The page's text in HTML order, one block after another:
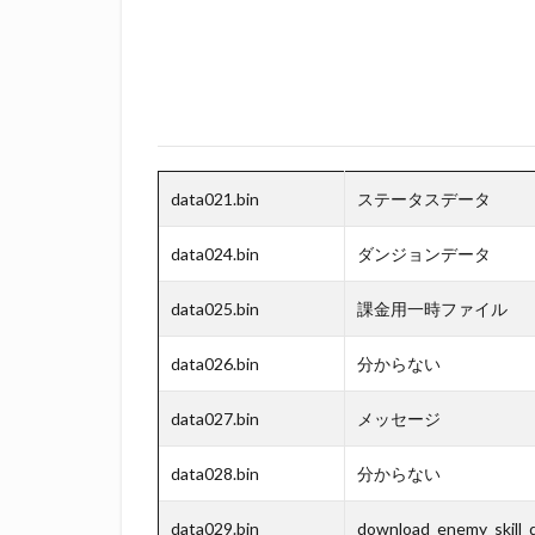
data021.bin ステータスデータ
data024.bin ダンジョンデータ
data025.bin 課金用一時ファイル
data026.bin 分からない
data027.bin メッセージ
data028.bin 分からない
data029.bin